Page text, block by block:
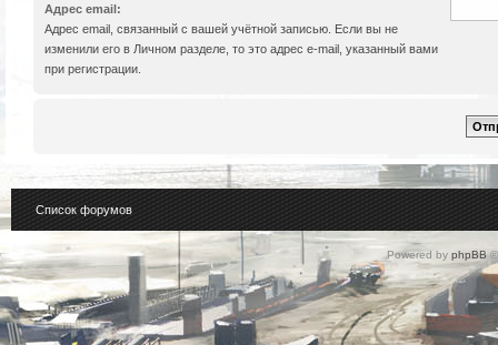
Адрес email:
Адрес email, связанный с вашей учётной записью. Если вы не
изменили его в Личном разделе, то это адрес e-mail, указанный вами
при регистрации.
Список форумов
Powered by phpBB©